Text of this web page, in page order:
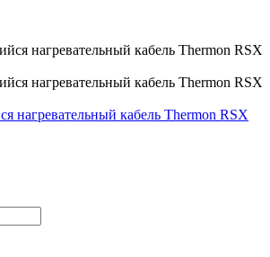
нагревательный кабель Thermon RSX